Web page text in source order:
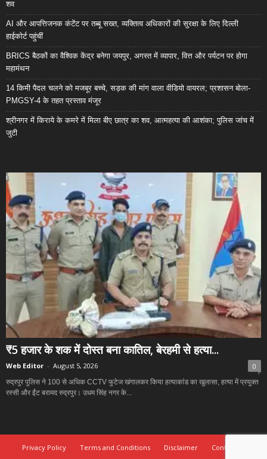
शव
AI और आपत्तिजनक कंटेंट पर तब्बू सख्त, व्यक्तित्व अधिकारों की सुरक्षा के लिए दिल्ली
हाईकोर्ट पहुंचीं
BRICS बैठकों का वैश्विक केंद्र बनेगा जयपुर, अगस्त में व्यापार, वित्त और पर्यटन पर होगा
महामंथन
14 किमी पैदल चलने को मजबूर बच्चे, सड़क की मांग वाला वीडियो वायरल; प्रशासन बोला-
PMGSY-4 के तहत प्रस्ताव मंजूर
श्रीनगर में किराये के कमरे में मिला बीए छात्र का शव, आत्महत्या की आशंका; पुलिस जांच में
जुटी
₹5 हजार के शक में दोस्त बना कातिल, बेरहमी से हत्या...
Web Editor - August 5, 2026 0
रुद्रपुर पुलिस ने 100 से अधिक CCTV फुटेज खंगालकर किया हत्याकांड का खुलासा, हत्या में प्रयुक्त
रस्सी और ईंट बरामद रुद्रपुर। उधम सिंह नगर के...
Privacy Policy Terms and Conditions Disclaimer Contact Us